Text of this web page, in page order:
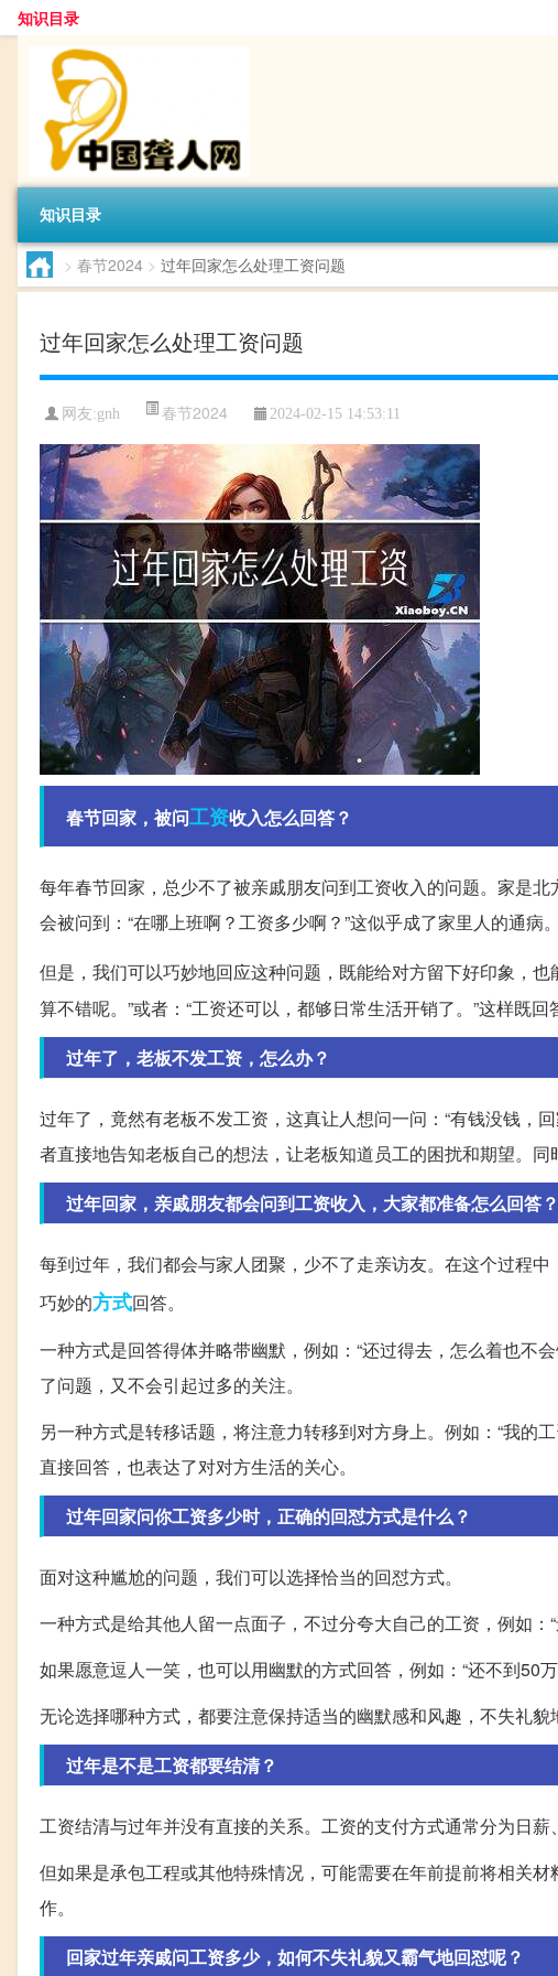
知识目录
知识目录
> 春节2024 > 过年回家怎么处理工资问题
过年回家怎么处理工资问题
网友:gnh 春节2024 2024-02-15 14:53:11
春节回家，被问工资收入怎么回答？
每年春节回家，总少不了被亲戚朋友问到工资收入的问题。家是
会被问到：“在哪上班啊？工资多少啊？”这似乎成了家里人的通病。
但是，我们可以巧妙地回应这种问题，既能给对方留下好印象，也
算不错呢。”或者：“工资还可以，都够日常生活开销了。”这样既回
过年了，老板不发工资，怎么办？
过年了，竟然有老板不发工资，这真让人想问一问：“有钱没钱，
者直接地告知老板自己的想法，让老板知道员工的困扰和期望。
过年回家，亲戚朋友都会问到工资收入，大家都准备怎么回答？
每到过年，我们都会与家人团聚，少不了走亲访友。在这个过程
巧妙的方式回答。
一种方式是回答得体并略带幽默，例如：“还过得去，怎么着也不
了问题，又不会引起过多的关注。
另一种方式是转移话题，将注意力转移到对方身上。例如：“我的
直接回答，也表达了对对方生活的关心。
过年回家问你工资多少时，正确的回怼方式是什么？
面对这种尴尬的问题，我们可以选择恰当的回怼方式。
一种方式是给其他人留一点面子，不过分夸大自己的工资，例如：
如果愿意逗人一笑，也可以用幽默的方式回答，例如：“还不到50
无论选择哪种方式，都要注意保持适当的幽默感和风趣，不失礼貌
过年是不是工资都要结清？
工资结清与过年并没有直接的关系。工资的支付方式通常分为日薪
但如果是承包工程或其他特殊情况，可能需要在年前提前将相关
作。
回家过年亲戚问工资多少，如何不失礼貌又霸气地回怼呢？